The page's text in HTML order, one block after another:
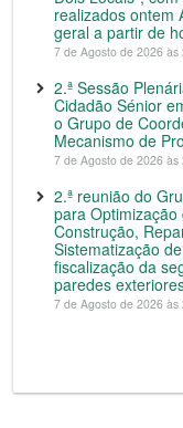
realizados ontem
geral a partir de
7 de Agosto de 2026 às
2.ª Sessão
Cidadão Sénior
o Grupo de
Mecanismo de
7 de Agosto de 2026 às
2.ª reunião do
para
Construção,
Sistematização
fiscalização da
paredes
7 de Agosto de 2026 às